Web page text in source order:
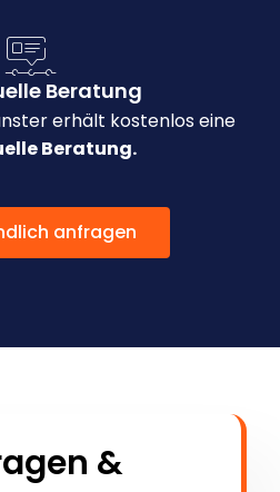
Beratung
erhält kostenlos eine
Beratung.
anfragen
&